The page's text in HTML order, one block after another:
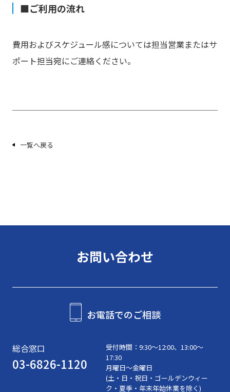
■ご利用の流れ
費用およびスケジュール感については担当営業またはサ
ポート担当宛にご連絡ください。
一覧へ戻る
お問い合わせ
お電話でのご相談
総合窓口
03-6826-1120
受付時間： 9:30〜12:00、13:00～
17:30
月曜日～金曜日
(土・日・祝日・ゴールデンウィー
ク・夏季・年末年始休業を除く)